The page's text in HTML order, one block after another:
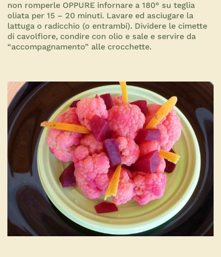
non romperle OPPURE infornare a 180° su teglia
oliata per 15 – 20 minuti. Lavare ed asciugare la
lattuga o radicchio (o entrambi). Dividere le cimette
di cavolfiore, condire con olio e sale e servire da
“accompagnamento” alle crocchette.